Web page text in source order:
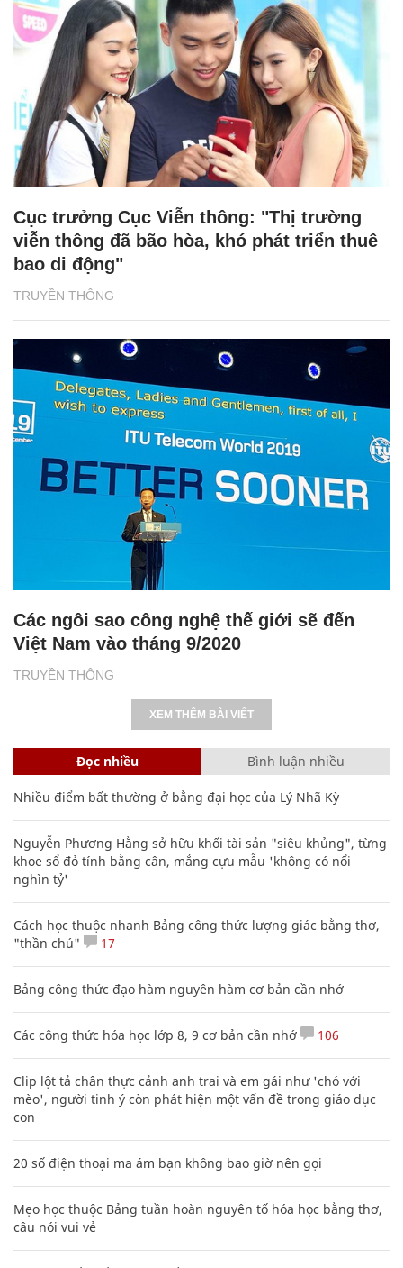
TRUYỀN THÔNG
Cục trưởng Cục Viễn thông: "Thị trường
viễn thông đã bão hòa, khó phát triển thuê
bao di động"
TRUYỀN THÔNG
Các ngôi sao công nghệ thế giới sẽ đến
Việt Nam vào tháng 9/2020
XEM THÊM BÀI VIẾT
Đọc nhiều Bình luận nhiều
Nhiều điểm bất thường ở bằng đại học của Lý Nhã Kỳ
Nguyễn Phương Hằng sở hữu khối tài sản "siêu khủng", từng
khoe sổ đỏ tính bằng cân, mắng cựu mẫu 'không có nổi
nghìn tỷ'
Cách học thuộc nhanh Bảng công thức lượng giác bằng thơ,
"thần chú"
17
Bảng công thức đạo hàm nguyên hàm cơ bản cần nhớ
Các công thức hóa học lớp 8, 9 cơ bản cần nhớ 106
Clip lột tả chân thực cảnh anh trai và em gái như 'chó với
mèo', người tinh ý còn phát hiện một vấn đề trong giáo dục
con
20 số điện thoại ma ám bạn không bao giờ nên gọi
Mẹo học thuộc Bảng tuần hoàn nguyên tố hóa học bằng thơ,
câu nói vui vẻ